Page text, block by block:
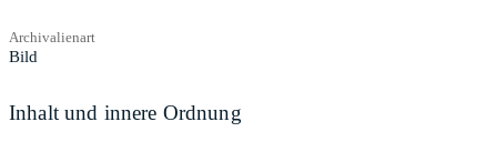
Archivalienart
Bild
Inhalt und innere Ordnung